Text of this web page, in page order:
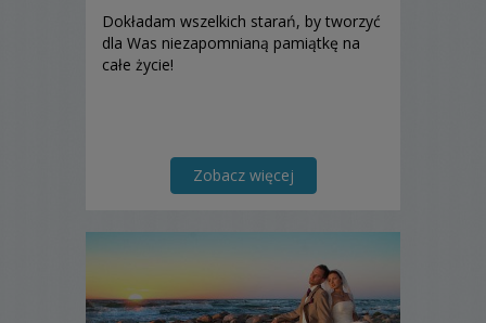
Dokładam wszelkich starań, by tworzyć
dla Was niezapomnianą pamiątkę na
całe życie!
Zobacz więcej